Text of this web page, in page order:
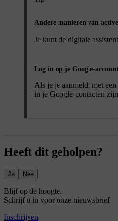
Andere manieren van
Je kunt de digitale
Log in op je Google-account
Als je je aanmeldt met
in je Google-contacten
Heeft dit geholpen?
Ja Nee